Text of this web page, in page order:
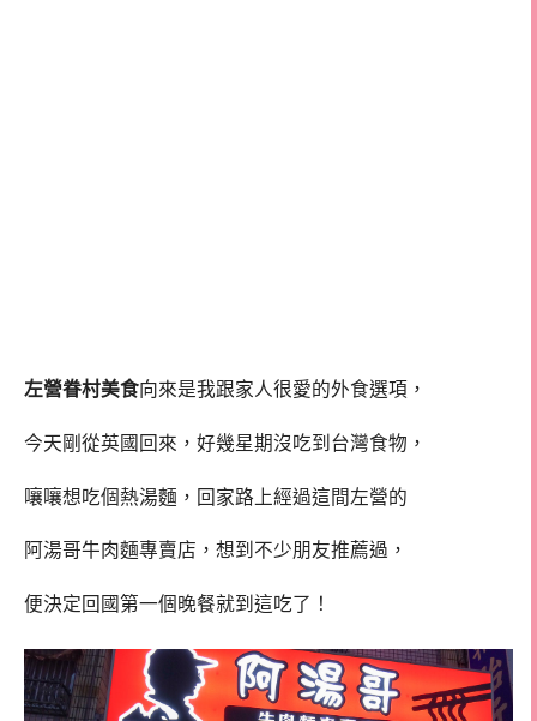
左營眷村美食向來是我跟家人很愛的外食選項，
今天剛從英國回來，好幾星期沒吃到台灣食物，
嚷嚷想吃個熱湯麵，回家路上經過這間左營的
阿湯哥牛肉麵專賣店，想到不少朋友推薦過，
便決定回國第一個晚餐就到這吃了！